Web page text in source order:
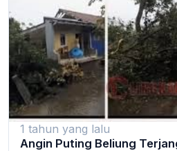
1 tahun yang lalu
Angin Puting Beliung